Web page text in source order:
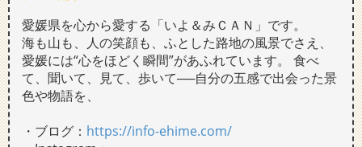
愛媛県を心から愛する「いよ＆みＣＡＮ」です。
海も山も、人の笑顔も、ふとした路地の風景でさえ、
愛媛には“心をほどく瞬間”があふれています。 食べ
て、聞いて、見て、歩いて──自分の五感で出会った景
色や物語を、
・ブログ： https://info-ehime.com/